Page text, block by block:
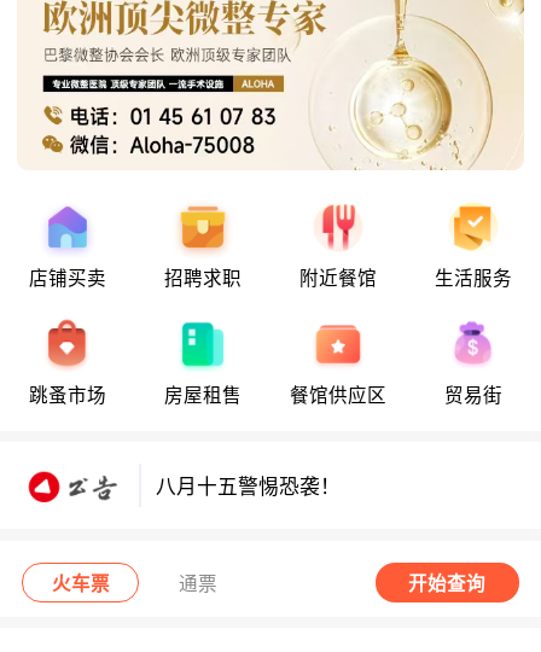
店铺买卖 招聘求职 附近餐馆 生活服务
跳蚤市场 房屋租售 餐馆供应区 贸易街
八月十五警惕恐袭！
八月十五警惕恐袭！
火车票 通票 开始查询